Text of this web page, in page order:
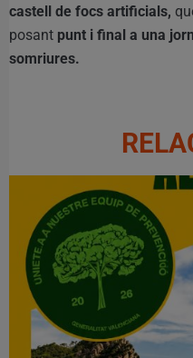
castell de focs artificials,
posant punt i final a una
somriures.